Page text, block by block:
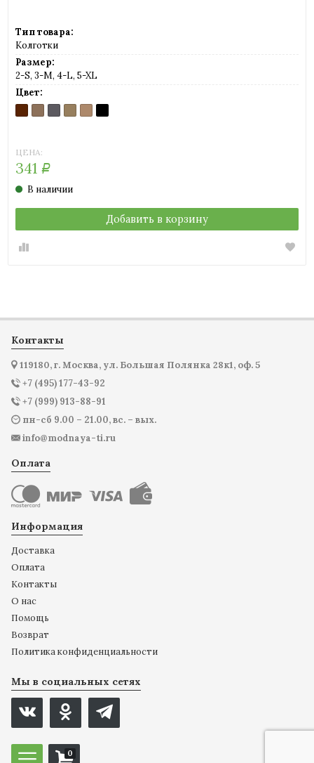
Тип товара:
Колготки
Размер:
2-S, 3-M, 4-L, 5-XL
Цвет:
CAPPUCCINO
(шоколад)
DAINO
(загар)
FUMO
(серый)
GLACE
(легкий
MIELE
(телесный)
NERO
(черный)
ЦЕНА:
341 Р
В наличии
Добавить в корзину
Контакты
119180, г. Москва, ул. Большая Полянка 28к1, оф. 5
+7 (495) 177-43-92
+7 (999) 913-88-91
пн-сб 9.00 – 21.00, вс. – вых.
info@modnaya-ti.ru
Оплата
Информация
Доставка
Оплата
Контакты
О нас
Помощь
Возврат
Политика конфиденциальности
Мы в социальных сетях
0